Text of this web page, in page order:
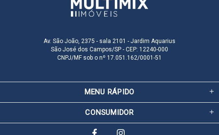
Av. São João, 2375 - sala 2101 - Jardim Aquarius
São José dos Campos/SP - CEP: 12240-000
CNPJ/MF sob o nº 17.051.162/0001-51
MENU RÁPIDO
CONSUMIDOR